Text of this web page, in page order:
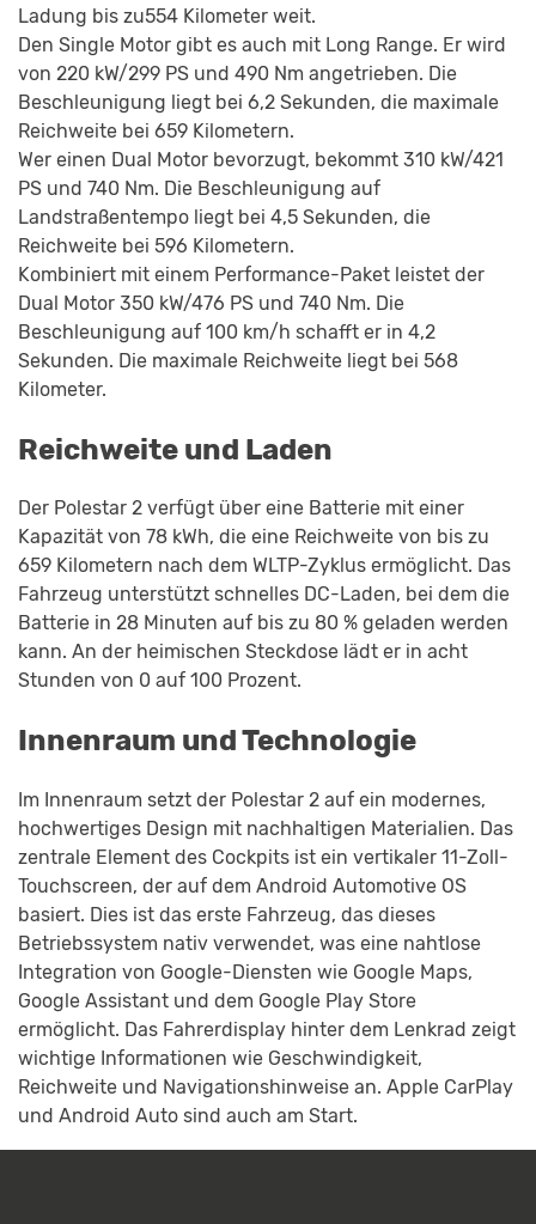
Ladung bis zu554 Kilometer weit.
Den Single Motor gibt es auch mit Long Range. Er wird
von 220 kW/299 PS und 490 Nm angetrieben. Die
Beschleunigung liegt bei 6,2 Sekunden, die maximale
Reichweite bei 659 Kilometern.
Wer einen Dual Motor bevorzugt, bekommt 310 kW/421
PS und 740 Nm. Die Beschleunigung auf
Landstraßentempo liegt bei 4,5 Sekunden, die
Reichweite bei 596 Kilometern.
Kombiniert mit einem Performance-Paket leistet der
Dual Motor 350 kW/476 PS und 740 Nm. Die
Beschleunigung auf 100 km/h schafft er in 4,2
Sekunden. Die maximale Reichweite liegt bei 568
Kilometer.
Reichweite und Laden
Der Polestar 2 verfügt über eine Batterie mit einer
Kapazität von 78 kWh, die eine Reichweite von bis zu
659 Kilometern nach dem WLTP-Zyklus ermöglicht. Das
Fahrzeug unterstützt schnelles DC-Laden, bei dem die
Batterie in 28 Minuten auf bis zu 80 % geladen werden
kann. An der heimischen Steckdose lädt er in acht
Stunden von 0 auf 100 Prozent.
Innenraum und Technologie
Im Innenraum setzt der Polestar 2 auf ein modernes,
hochwertiges Design mit nachhaltigen Materialien. Das
zentrale Element des Cockpits ist ein vertikaler 11-Zoll-
Touchscreen, der auf dem Android Automotive OS
basiert. Dies ist das erste Fahrzeug, das dieses
Betriebssystem nativ verwendet, was eine nahtlose
Integration von Google-Diensten wie Google Maps,
Google Assistant und dem Google Play Store
ermöglicht. Das Fahrerdisplay hinter dem Lenkrad zeigt
wichtige Informationen wie Geschwindigkeit,
Reichweite und Navigationshinweise an. Apple CarPlay
und Android Auto sind auch am Start.